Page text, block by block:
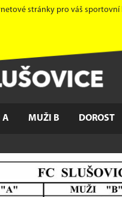
stránky pro váš sportovní
A MUŽI B DOROST